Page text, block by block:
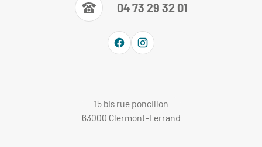
04 73 29 32 01
15 bis rue poncillon
63000 Clermont-Ferrand